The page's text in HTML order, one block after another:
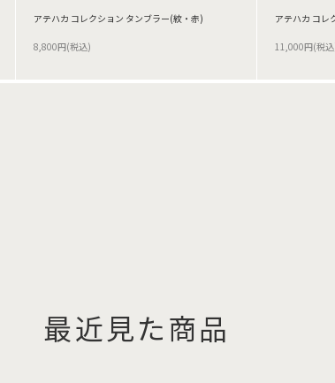
アテハカ コレクション タンブラー(紋・赤)
8,800円(税込)
アテハカ コレ
11,000円(税
最近見た商品